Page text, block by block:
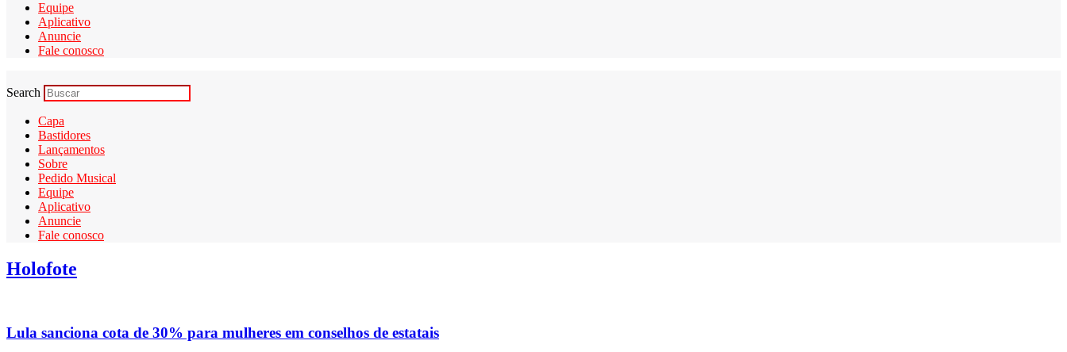
Equipe
Aplicativo
Anuncie
Fale conosco
Search
Capa
Bastidores
Lançamentos
Sobre
Pedido Musical
Equipe
Aplicativo
Anuncie
Fale conosco
Holofote
Lula sanciona cota de 30% para mulheres em conselhos de estatais